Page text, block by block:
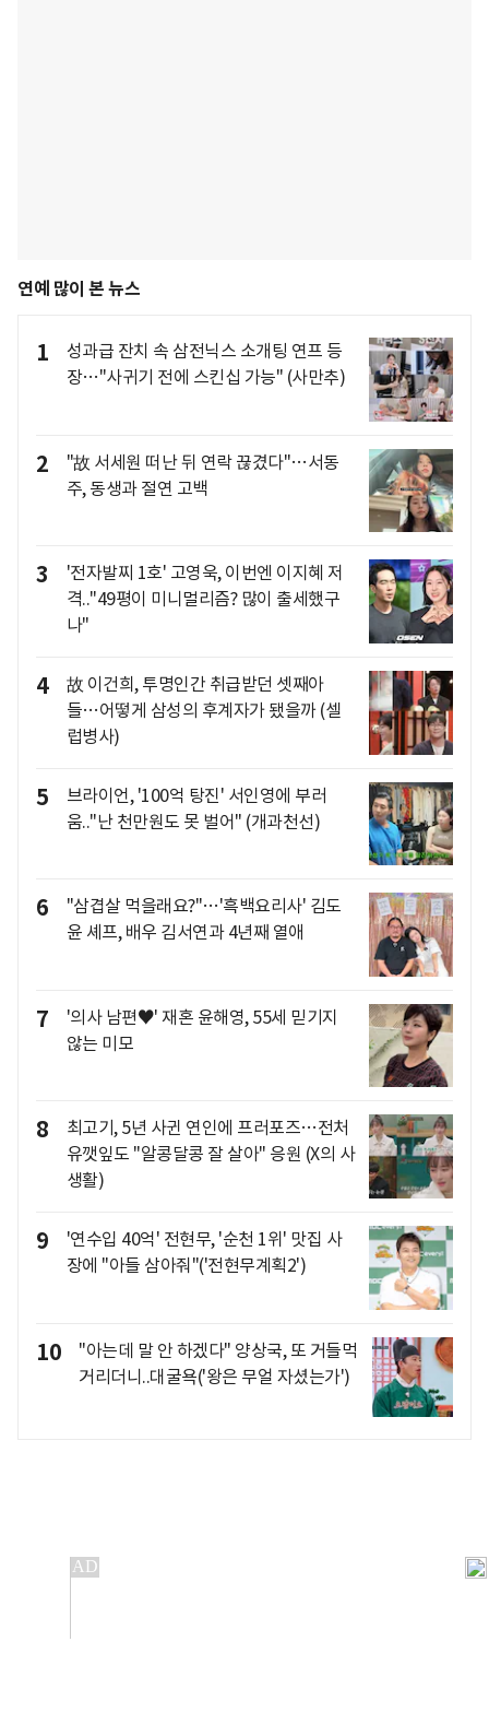
연예 많이 본 뉴스
1
성과급 잔치 속 삼전닉스 소개팅 연프 등
장…"사귀기 전에 스킨십 가능" (사만추)
2
"故 서세원 떠난 뒤 연락 끊겼다"…서동
주, 동생과 절연 고백
3
'전자발찌 1호' 고영욱, 이번엔 이지혜 저
격.."49평이 미니멀리즘? 많이 출세했구
나"
4
故 이건희, 투명인간 취급받던 셋째아
들…어떻게 삼성의 후계자가 됐을까 (셀
럽병사)
5
브라이언, '100억 탕진' 서인영에 부러
움.."난 천만원도 못 벌어" (개과천선)
6
"삼겹살 먹을래요?"…'흑백요리사' 김도
윤 셰프, 배우 김서연과 4년째 열애
7
'의사 남편♥' 재혼 윤해영, 55세 믿기지
않는 미모
8
최고기, 5년 사귄 연인에 프러포즈…전처
유깻잎도 "알콩달콩 잘 살아" 응원 (X의 사
생활)
9
'연수입 40억' 전현무, '순천 1위' 맛집 사
장에 "아들 삼아줘"('전현무계획2')
10
"아는데 말 안 하겠다" 양상국, 또 거들먹
거리더니..대굴욕('왕은 무얼 자셨는가')